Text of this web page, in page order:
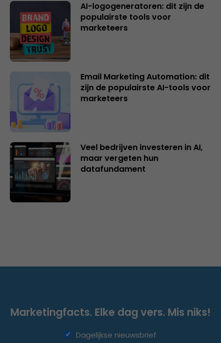
AI-logogeneratoren: dit zijn de
populairste tools voor
marketeers
Email Marketing Automation: dit
zijn de populairste AI-tools voor
marketeers
Veel bedrijven investeren in AI,
maar vergeten hun
datafundament
Marketingfacts. Elke dag vers. Mis niks!
Dagelijkse nieuwsbrief